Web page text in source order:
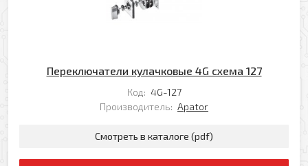
Переключатели кулачковые 4G схема 127
Код: 4G-127
Производитель: Apator
Смотреть в каталоге (pdf)